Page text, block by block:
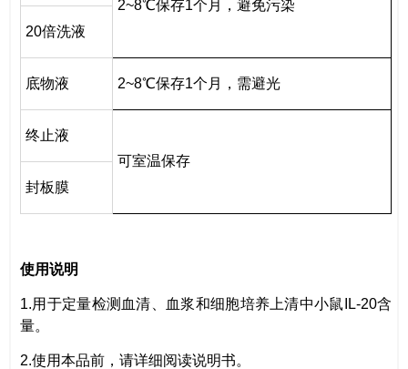
2~8℃保存1个月，避免污染
20倍洗液
底物液 2~8℃保存1个月，需避光
终止液
可室温保存
封板膜
使用说明
1.用于定量检测血清、血浆和细胞培养上清中小鼠IL-20含
量。
2.使用本品前，请详细阅读说明书。